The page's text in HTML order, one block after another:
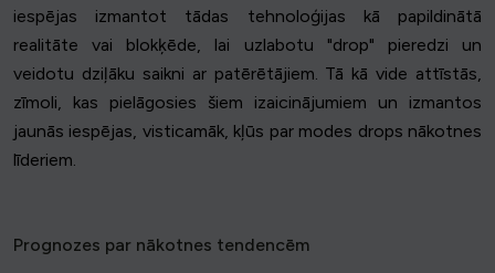
iespējas izmantot tādas tehnoloģijas kā papildinātā
realitāte vai blokķēde, lai uzlabotu "drop" pieredzi un
veidotu dziļāku saikni ar patērētājiem. Tā kā vide attīstās,
zīmoli, kas pielāgosies šiem izaicinājumiem un izmantos
jaunās iespējas, visticamāk, kļūs par modes drops nākotnes
līderiem.
Prognozes par nākotnes tendencēm